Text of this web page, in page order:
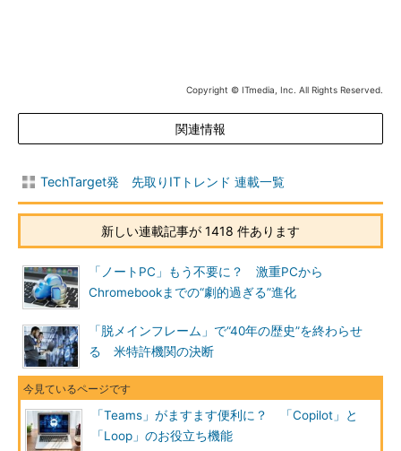
Copyright © ITmedia, Inc. All Rights Reserved.
関連情報
TechTarget発 先取りITトレンド 連載一覧
新しい連載記事が 1418 件あります
「ノートPC」もう不要に？ 激重PCから
Chromebookまでの“劇的過ぎる”進化
「脱メインフレーム」で“40年の歴史”を終わらせ
る 米特許機関の決断
「Teams」がますます便利に？ 「Copilot」と
「Loop」のお役立ち機能